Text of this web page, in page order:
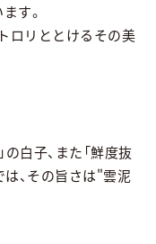
す。
ロリととけるその美
の白子、また「鮮度抜
は、その旨さは"雲泥